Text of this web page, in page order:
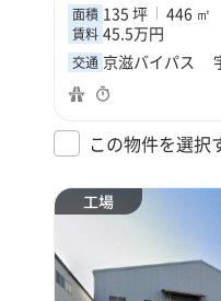
面積 135 坪 446 ㎡
賃料 45.5万円
交通 京滋バイパス
この物件を選択
工場